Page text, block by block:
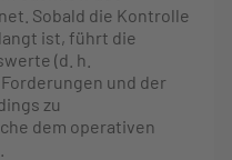
Sobald die Kontrolle
ist, führt die
(d. h.
und der
zu
dem operativen